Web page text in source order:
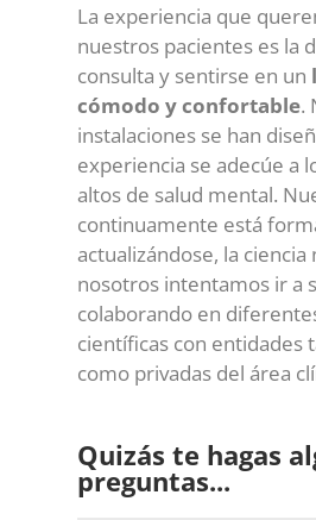
La experiencia que
nuestros pacientes es la
consulta y sentirse en un
cómodo y confortable.
instalaciones se han
experiencia se adecúe a
altos de salud mental.
continuamente está
actualizándose, la ciencia
nosotros intentamos ir a
colaborando en
científicas con entidades
como privadas del área
Quizás te hagas
preguntas...